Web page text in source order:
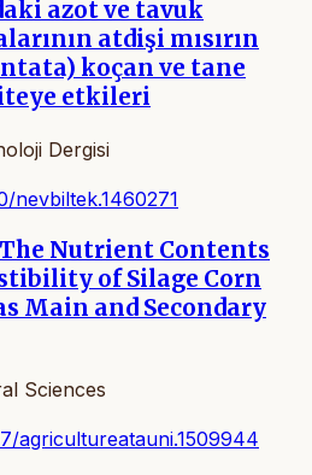
azot ve tavuk
atdişi mısırın
koçan ve tane
etkileri
Dergisi
nevbiltek.1460271
Nutrient Contents
of Silage Corn
Main and Secondary
Sciences
agricultureatauni.1509944